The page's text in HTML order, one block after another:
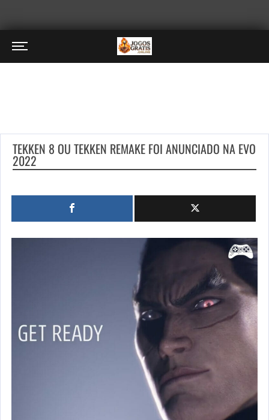
TEKKEN 8 OU TEKKEN REMAKE FOI ANUNCIADO NA EVO
2022